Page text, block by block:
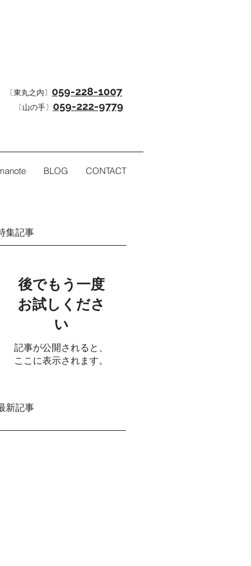
〔東丸之内〕 059-228-1007
〔山の手〕 059-222-9779
BLOG CONTACT
集記事
後でもう一度
お試しくださ
い
記事が公開されると、
ここに表示されます。
新記事